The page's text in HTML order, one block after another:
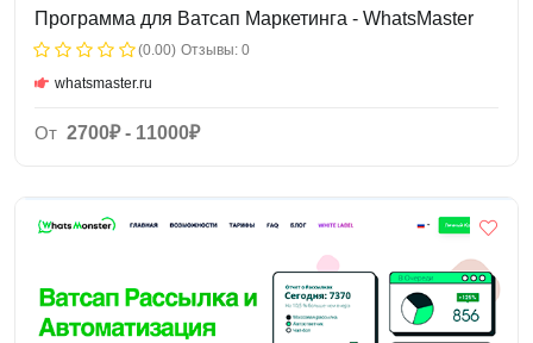
Программа для Ватсап Маркетинга - WhatsMaster
(0.00) Отзывы: 0
whatsmaster.ru
От 2700₽ - 11000₽